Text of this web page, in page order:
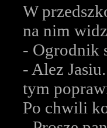
W
na nim
- Ogrodnik
- Alez
tym
Po chwili